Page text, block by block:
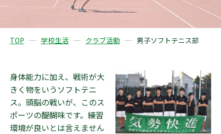
入試案内
Q&A
TOP 学校生活 クラブ活動 男子ソフトテニス部
身体能力に加え、戦術が大
きく物をいうソフトテニ
ス。頭脳の戦いが、このス
ポーツの醍醐味です。練習
環境が良いとは言えません